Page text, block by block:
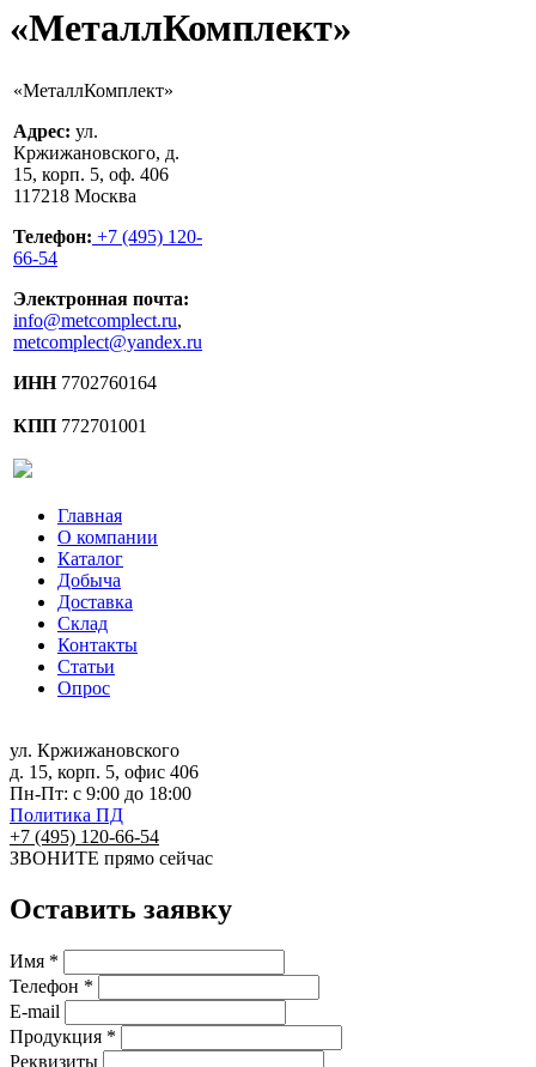
«МеталлКомплект»
«МеталлКомплект»
Адрес: ул.
Кржижановского, д.
15, корп. 5, оф. 406
117218 Москва
Телефон: +7 (495) 120-
66-54
Электронная почта:
info@metcomplect.ru,
metcomplect@yandex.ru
ИНН7702760164
КПП 772701001
Главная
О компании
Каталог
Добыча
Доставка
Склад
Контакты
Статьи
Опрос
ул. Кржижановского
д. 15, корп. 5, офис 406
Пн-Пт: с 9:00 до 18:00
Политика ПД
+7 (495) 120-66-54
ЗВОНИТЕ прямо сейчас
Оставить заявку
Имя *
Телефон *
E-mail
Продукция *
Реквизиты